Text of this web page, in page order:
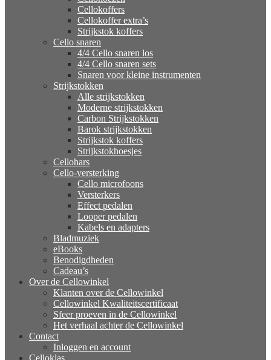
Cellokoffers
Cellokoffer extra’s
Strijkstok koffers
Cello snaren
4/4 Cello snaren los
4/4 Cello snaren sets
Snaren voor kleine instrumenten
Strijkstokken
Alle strijkstokken
Moderne strijkstokken
Carbon Strijkstokken
Barok strijkstokken
Strijkstok koffers
Strijkstokhoesjes
Cellohars
Cello-versterking
Cello microfoons
Versterkers
Effect pedalen
Looper pedalen
Kabels en adapters
Bladmuziek
eBooks
Benodigdheden
Cadeau’s
Over de Cellowinkel
Klanten over de Cellowinkel
Cellowinkel Kwaliteitscertificaat
Sfeer proeven in de Cellowinkel
Het verhaal achter de Cellowinkel
Contact
Inloggen en account
Celloklas